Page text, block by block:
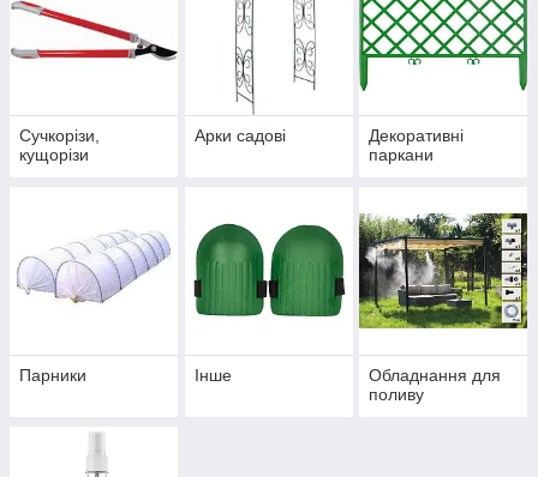
Сучкорізи,
кущорізи
Арки садові
Декоративні
паркани
Парники Інше
Обладнання для
поливу